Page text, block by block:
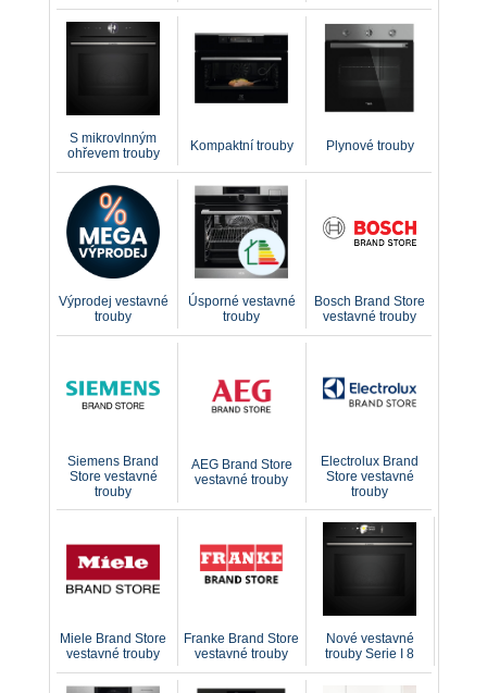
S mikrovlnným
ohřevem trouby
Kompaktní trouby Plynové trouby
Výprodej vestavné
trouby
Úsporné vestavné
trouby
Bosch Brand Store
vestavné trouby
Siemens Brand
Store vestavné
trouby
AEG Brand Store
vestavné trouby
Electrolux Brand
Store vestavné
trouby
Miele Brand Store
vestavné trouby
Franke Brand Store
vestavné trouby
Nové vestavné
trouby Serie I 8